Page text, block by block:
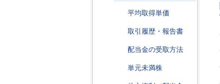
平均取得単価
取引履歴・報告書
配当金の受取方法
単元未満株